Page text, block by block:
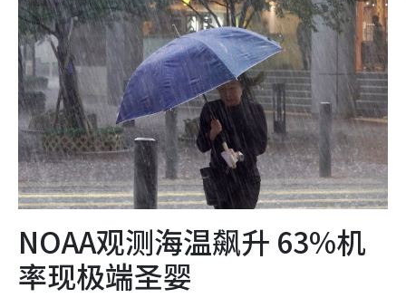
NOAA观测海温飙升 63%机
率现极端圣婴